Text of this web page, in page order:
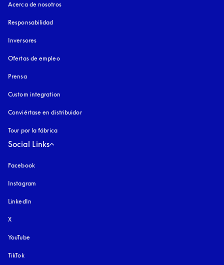
Acerca de nosotros
Responsabilidad
Inversores
Ofertas de empleo
Prensa
Custom integration
Conviértase en distribuidor
Tour por la fábrica
Social Links
Facebook
Instagram
LinkedIn
X
YouTube
TikTok